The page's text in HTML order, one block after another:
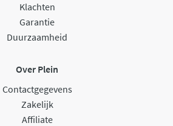
Klachten
Garantie
Duurzaamheid
Over Plein
Contactgegevens
Zakelijk
Affiliate